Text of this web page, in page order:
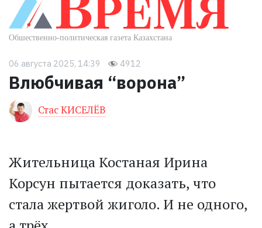
06 августа 2025, 14:39 4912
Влюбчивая “ворона”
Стас КИСЕЛЁВ
Жительница Костаная Ирина
Корсун пытается доказать, что
стала жертвой жиголо. И не одного,